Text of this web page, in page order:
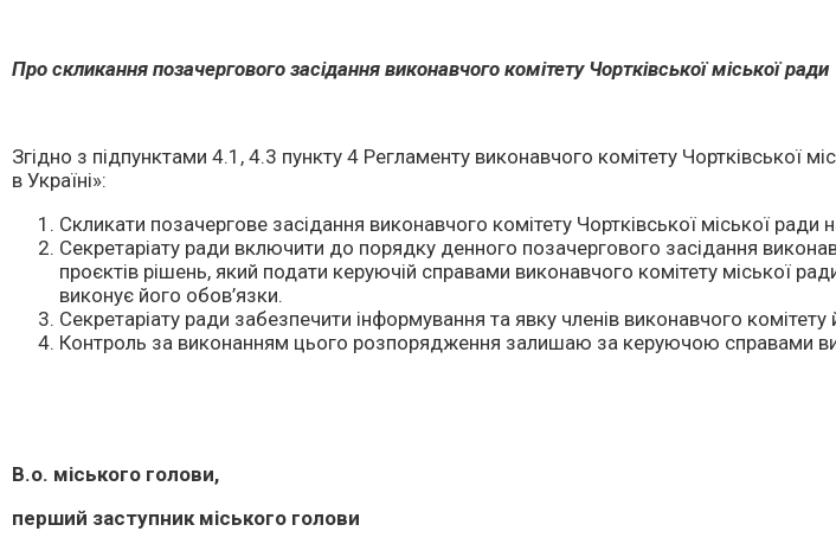
Про скликання позачергового засідання виконавчого комітету Чортківської міської ради
Згідно з підпунктами 4.1, 4.3 пункту 4 Регламенту виконавчого комітету
в Україні»:
Скликати позачергове засідання виконавчого комітету Чортківської міської
Секретаріату ради включити до порядку денного позачергового засідання
проєктів рішень, який подати керуючій справами виконавчого комітету міської
виконує його обов’язки.
Секретаріату ради забезпечити інформування та явку членів виконавчого комітету
Контроль за виконанням цього розпорядження залишаю за керуючою справами
В.о. міського голови,
перший заступник міського голови